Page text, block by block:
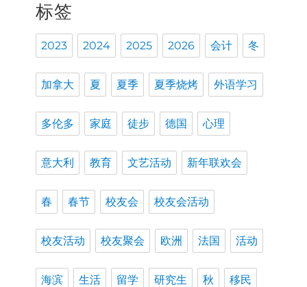
标签
2023 2024 2025 2026 会计 冬
加拿大 夏 夏季 夏季烧烤 外语学习
多伦多 家庭 徒步 德国 心理
意大利 教育 文艺活动 新年联欢会
春 春节 校友会 校友会活动
校友活动 校友聚会 欧洲 法国 活动
海滨 生活 留学 研究生 秋 移民